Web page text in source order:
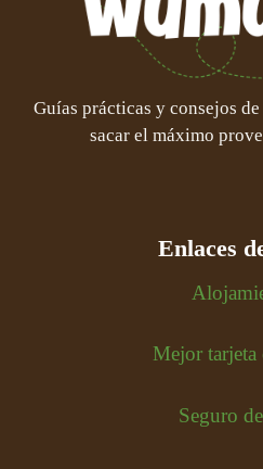
Guías prácticas y consejos
sacar el máximo
Enlaces
Mejor tarjeta
Seguro